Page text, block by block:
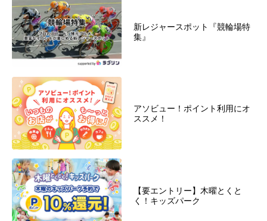
新レジャースポット『競輪場特
集』
アソビュー！ポイント利用にオ
ススメ！
【要エントリー】木曜とくと
く！キッズパーク